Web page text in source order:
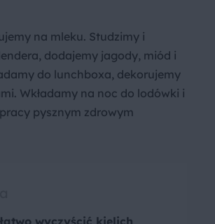
na mleku. Studzimy i
dodajemy jagody, miód i
do lunchboxa, dekorujemy
Wkładamy na noc do lodówki i
pysznym zdrowym